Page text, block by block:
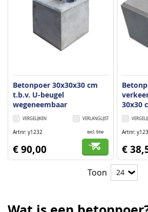
Betonpoer 30x30x30 cm
t.b.v. U-beugel
wegeneembaar
VERLANGLIJST
VERGELIJKEN
Artnr y1232 excl. btw
€ 90,00
30x30
Artnr
€
Toon